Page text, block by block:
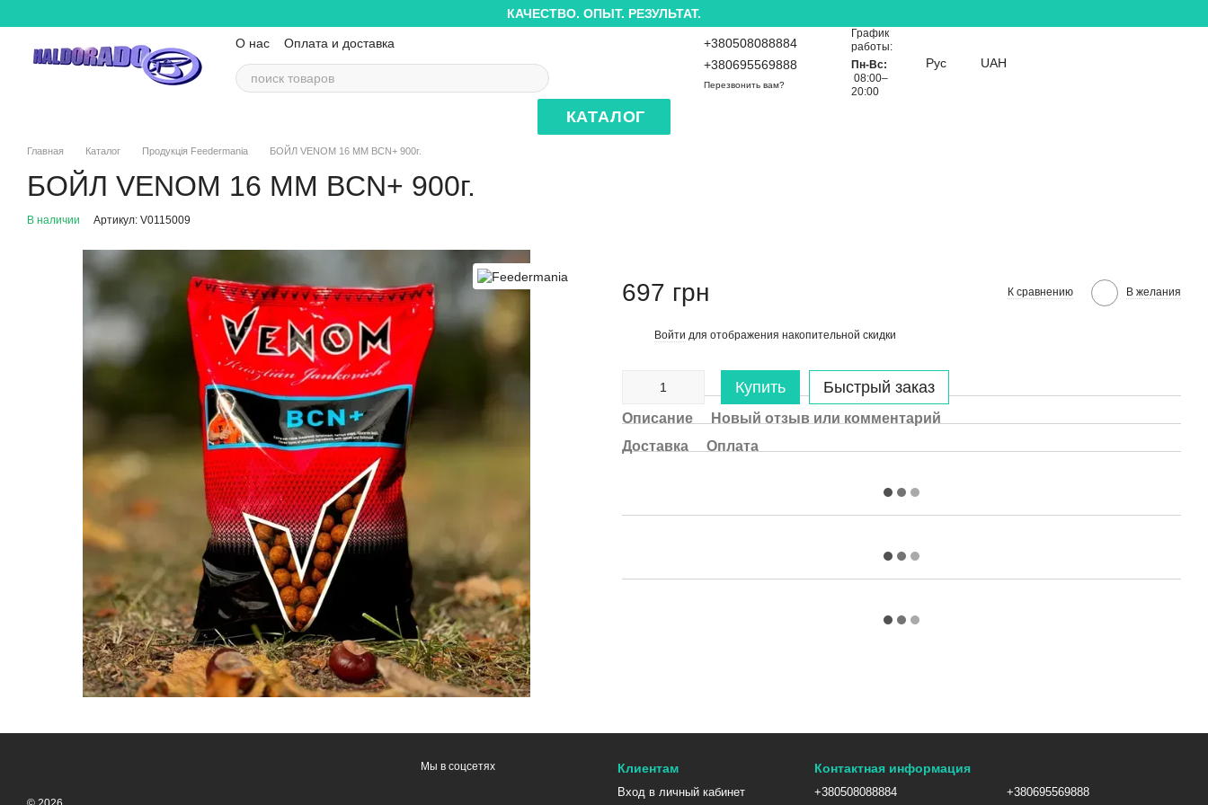
КАЧЕСТВО. ОПЫТ. РЕЗУЛЬТАТ.
О нас
Оплата и доставка
Контактная информация
+380508088884
+380695569888
Перезвонить вам?
График
работы:
Пн-Вс:
08:00–
20:00
Рус UAH
КАТАЛОГ
Главная Каталог Продукція Feedermania БОЙЛ VENOM 16 ММ BCN+ 900г.
БОЙЛ VENOM 16 ММ BCN+ 900г.
В наличии Артикул: V0115009
697 грн К сравнению В желания
Войти для отображения накопительной скидки
Купить Быстрый заказ
Описание
Новый отзыв или комментарий
Доставка
Оплата
Мы в соцсетях Клиентам
Вход в личный кабинет
Контактная информация
+380508088884 +380695569888